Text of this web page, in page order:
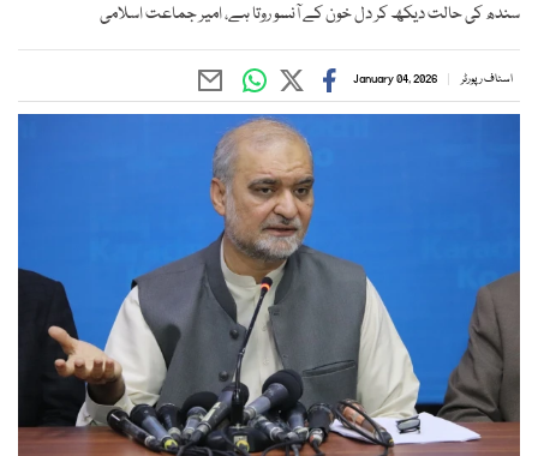
سندھ کی حالت دیکھ کر دل خون کے آنسو روتا ہے، امیر جماعت اسلامی
اسٹاف رپورٹر January 04, 2026